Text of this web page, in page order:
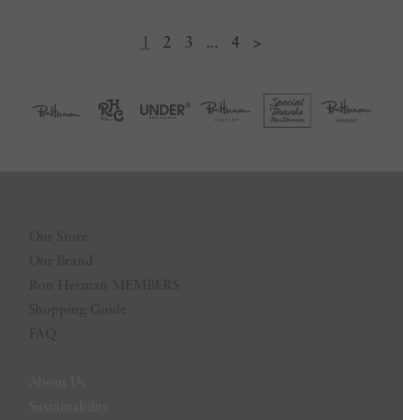
1 2 3 ... 4 >